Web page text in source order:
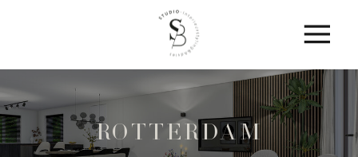
Rotterdam